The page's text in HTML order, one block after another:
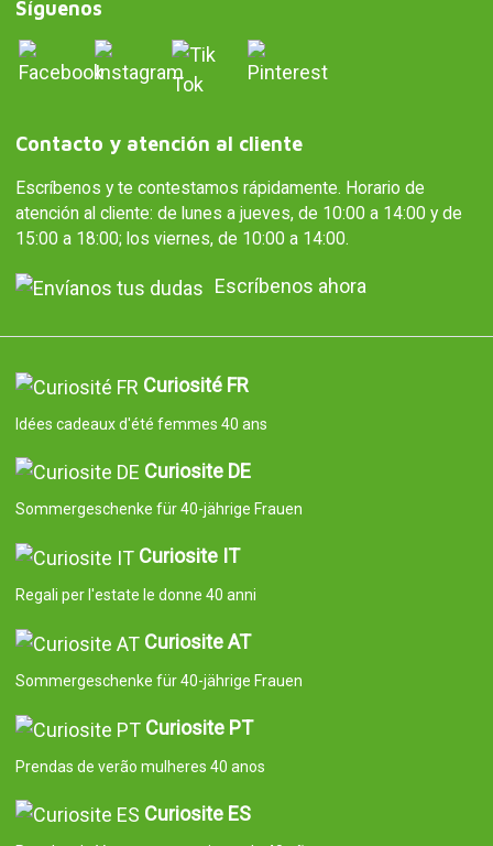
Síguenos
Contacto y atención al cliente
Escríbenos y te contestamos rápidamente. Horario de
atención al cliente: de lunes a jueves, de 10:00 a 14:00 y de
15:00 a 18:00; los viernes, de 10:00 a 14:00.
Escríbenos ahora
Curiosité FR
Idées cadeaux d'été femmes 40 ans
Curiosite DE
Sommergeschenke für 40-jährige Frauen
Curiosite IT
Regali per l'estate le donne 40 anni
Curiosite AT
Sommergeschenke für 40-jährige Frauen
Curiosite PT
Prendas de verão mulheres 40 anos
Curiosite ES